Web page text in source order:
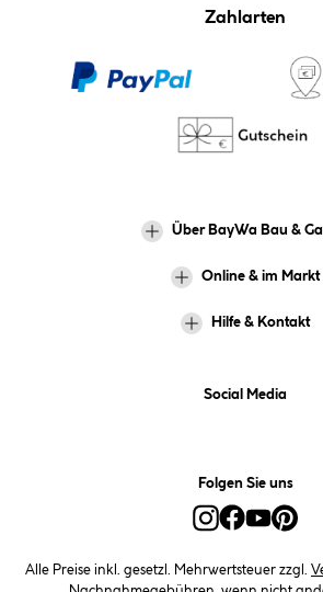
Zahlarten
Über BayWa Bau &
Online & im Markt
Hilfe & Kontakt
Social Media
Folgen Sie uns
Alle Preise inkl. gesetzl. Mehrwertsteuer zzgl.